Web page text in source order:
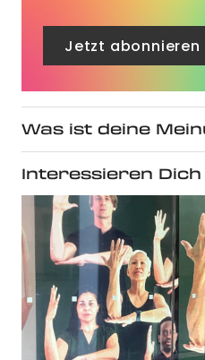
Jetzt abonnieren
Was ist deine
Interessieren